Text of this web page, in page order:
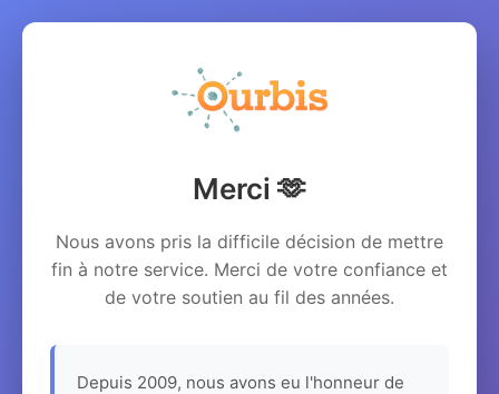
Merci 🫶
Nous avons pris la difficile décision de mettre
fin à notre service. Merci de votre confiance et
de votre soutien au fil des années.
Depuis 2009, nous avons eu l'honneur de